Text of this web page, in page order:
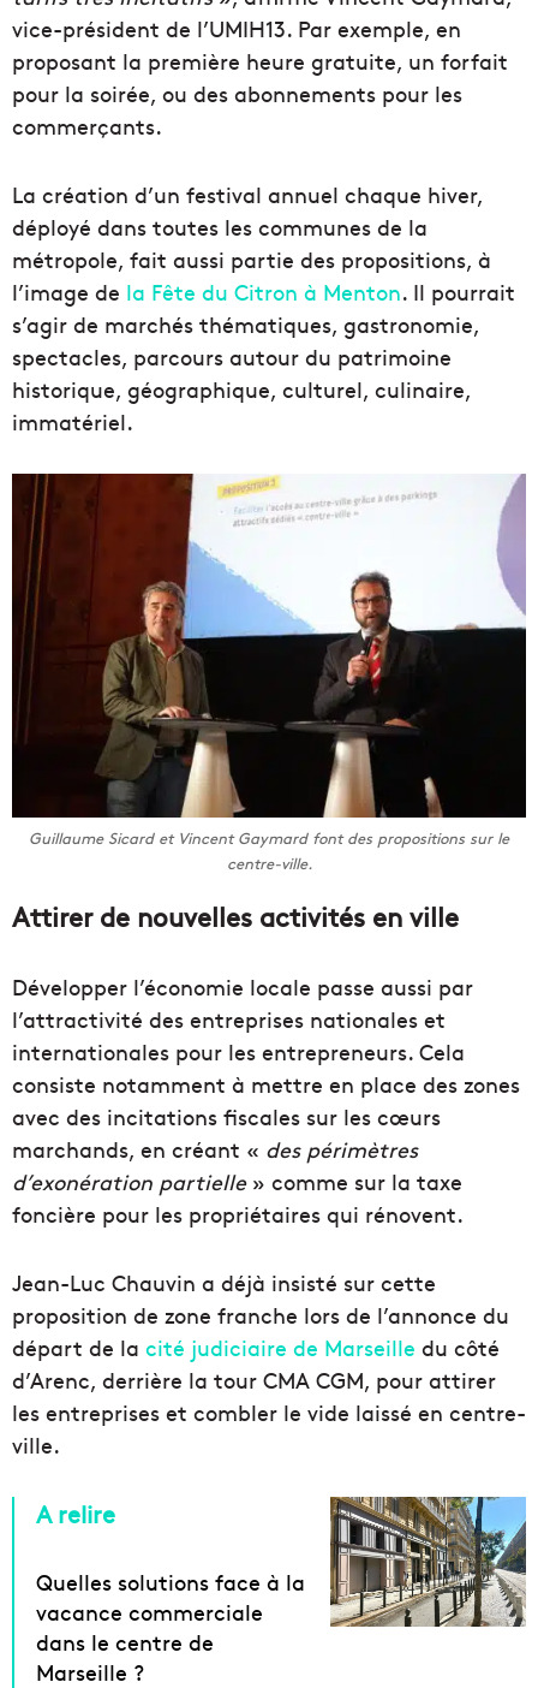
vice-président de l’UMIH13. Par exemple, en
proposant la première heure gratuite, un forfait
pour la soirée, ou des abonnements pour les
commerçants.
La création d’un festival annuel chaque hiver,
déployé dans toutes les communes de la
métropole, fait aussi partie des propositions, à
l’image de la Fête du Citron à Menton. Il pourrait
s’agir de marchés thématiques, gastronomie,
spectacles, parcours autour du patrimoine
historique, géographique, culturel, culinaire,
immatériel.
Guillaume Sicard et Vincent Gaymard font des propositions sur le
centre-ville.
Attirer de nouvelles activités en ville
Développer l’économie locale passe aussi par
l’attractivité des entreprises nationales et
internationales pour les entrepreneurs. Cela
consiste notamment à mettre en place des zones
avec des incitations fiscales sur les cœurs
marchands, en créant « des périmètres
d’exonération partielle» comme sur la taxe
foncière pour les propriétaires qui rénovent.
Jean-Luc Chauvin a déjà insisté sur cette
proposition de zone franche lors de l’annonce du
départ de la cité judiciaire de Marseille du côté
d’Arenc, derrière la tour CMA CGM, pour attirer
les entreprises et combler le vide laissé en centre-
ville.
A relire
Quelles solutions face à la
vacance commerciale
dans le centre de
Marseille ?